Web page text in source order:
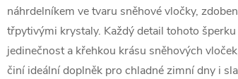
náhrdelníkem ve tvaru sněhové vločky,
třpytivými krystaly. Každý detail tohoto
jedinečnost a křehkou krásu sněhových
činí ideální doplněk pro chladné zimní dny i